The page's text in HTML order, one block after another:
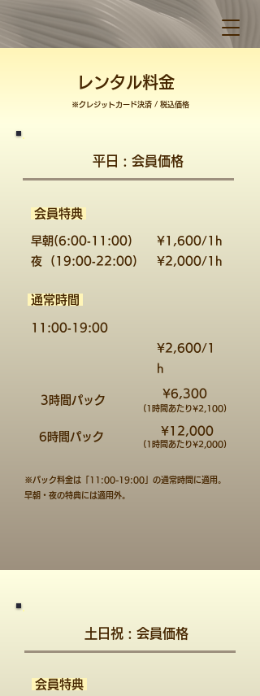
​レンタル料金
​※クレジットカード決済 / 税込価格
​平日 : 会員価格
​会員特典
​早朝(6:00‐11:00)
夜 (19:00‐22:00)
​¥1,600/1h
​¥2,000/1h
​通常時間
11:00‐19:00
3時間パック
6時間パック
¥2,600/1
h
​¥6,300
(​1時間あたり¥2,100)
​¥12,000
(​1時間あたり¥2,000)
※パック料金は「11:00-19:00」の通常時間に適用。
​早朝・夜の特典には適用外。
​土日祝 : 会員価格
​会員特典